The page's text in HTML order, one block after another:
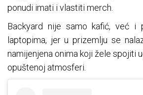
ponudi imati i vlastiti merch.
Backyard nije samo kafić, već i
laptopima, jer u prizemlju se
namijenjena onima koji žele spojiti
opuštenoj atmosferi.